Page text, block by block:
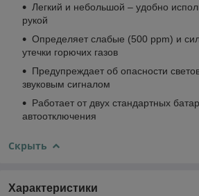
Легкий и небольшой – удобно
рукой
Определяет слабые (500 ppm) и
утечки горючих газов
Предупреждает об опасности
звуковым сигналом
Работает от двух стандартных
автоотключения
Скрыть
Характеристики